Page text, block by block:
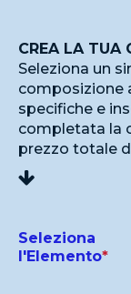
CREA LA TUA
Seleziona un
composizione
specifiche e
completata la
prezzo totale
Seleziona
l'Elemento*